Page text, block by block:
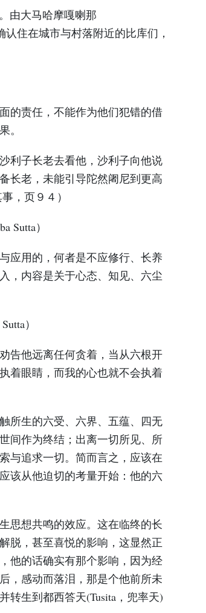
由大马哈摩嘎喇那
认住在城市与村落附近的比库们，
的责任，不能作为他们犯错的借
。
利子长老去看他，沙利子向他说
长老，未能引导陀然阇尼到更高
，页９４）
Sutta）
应用的，何者是不应修行、长养
，内容是关于心态、知见、六尘
）
告他远离任何贪着，当从六根开
着眼睛，而我的心也就不会执着
所生的六受、六界、五蕴、四无
间作为终结；出离一切所见、所
与追求一切。简而言之，应该在
该从他迫切的考量开始：他的六
思想共鸣的效应。这在临终的长
脱，甚至喜悦的影响，这显然正
他的话确实有那个影响，因为经
，感动而落泪，那是个他前所未
转生到都西答天(Tusita，兜率天)